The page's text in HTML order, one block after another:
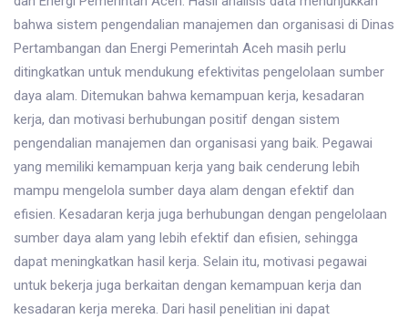
bahwa sistem pengendalian manajemen dan organisasi di Dinas
Pertambangan dan Energi Pemerintah Aceh masih perlu
ditingkatkan untuk mendukung efektivitas pengelolaan sumber
daya alam. Ditemukan bahwa kemampuan kerja, kesadaran
kerja, dan motivasi berhubungan positif dengan sistem
pengendalian manajemen dan organisasi yang baik. Pegawai
yang memiliki kemampuan kerja yang baik cenderung lebih
mampu mengelola sumber daya alam dengan efektif dan
efisien. Kesadaran kerja juga berhubungan dengan pengelolaan
sumber daya alam yang lebih efektif dan efisien, sehingga
dapat meningkatkan hasil kerja. Selain itu, motivasi pegawai
untuk bekerja juga berkaitan dengan kemampuan kerja dan
kesadaran kerja mereka. Dari hasil penelitian ini dapat